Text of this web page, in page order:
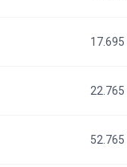
17.695
22.765
52.765